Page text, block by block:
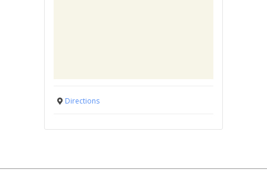
Directions